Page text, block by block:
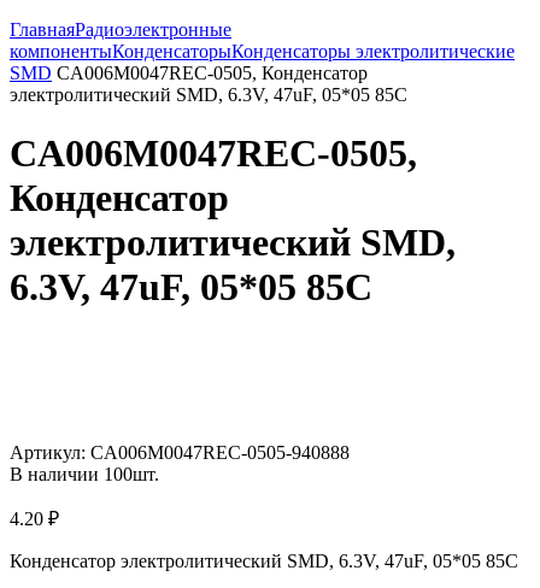
ГлавнаяРадиоэлектронные
компонентыКонденсаторыКонденсаторы электролитические
SMD CA006M0047REC-0505, Конденсатор
электролитический SMD, 6.3V, 47uF, 05*05 85C
CA006M0047REC-0505,
Конденсатор
электролитический SMD,
6.3V, 47uF, 05*05 85C
Артикул: CA006M0047REC-0505-940888
В наличии 100шт.
4.20 ₽
Конденсатор электролитический SMD, 6.3V, 47uF, 05*05 85C